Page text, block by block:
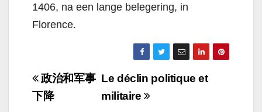
1406, na een lange belegering, in
Florence.
Navigazione
articoli
Le déclin politique et
militaire
政治和军事
下降